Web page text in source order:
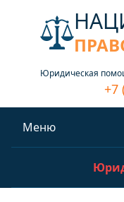
Юридическая
+7
Меню